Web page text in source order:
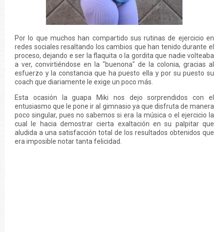
Por lo que muchos han compartido sus rutinas de ejercicio en
redes sociales resaltando los cambios que han tenido durante el
proceso, dejando e ser la flaquita o la gordita que nadie volteaba
a ver, convirtiéndose en la "buenona" de la colonia, gracias al
esfuerzo y la constancia que ha puesto ella y por su puesto su
coach que diariamente le exige un poco más.
Esta ocasión la guapa Miki nos dejo sorprendidos con el
entusiasmo que le pone ir al gimnasio ya que disfruta de manera
poco singular, pues no sabemos si era la música o el ejercicio la
cual le hacia demostrar cierta exaltación en su palpitar que
aludida a una satisfacción total de los resultados obtenidos que
era imposible notar tanta felicidad.